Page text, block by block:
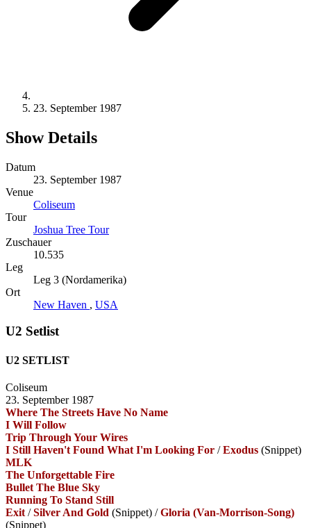
23. September 1987
Show Details
Datum
23. September 1987
Venue
Coliseum
Tour
Joshua Tree Tour
Zuschauer
10.535
Leg
Leg 3 (Nordamerika)
Ort
New Haven , USA
U2 Setlist
U2 SETLIST
Coliseum
23. September 1987
Where The Streets Have No Name
I Will Follow
Trip Through Your Wires
I Still Haven't Found What I'm Looking For /Exodus (Snippet)
MLK
The Unforgettable Fire
Bullet The Blue Sky
Running To Stand Still
Exit /Silver And Gold (Snippet) /Gloria (Van-Morrison-Song)
(Snippet)